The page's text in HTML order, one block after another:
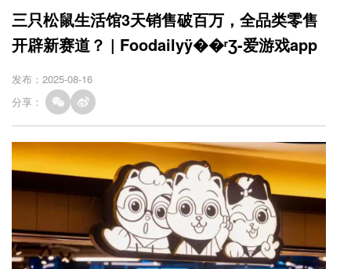
三只松鼠生活馆3天销售破百万，全品类零售
开辟新赛道？ | Foodailyÿ��ʳƷ-爱游戏app
发布：2025-08-16
分享：